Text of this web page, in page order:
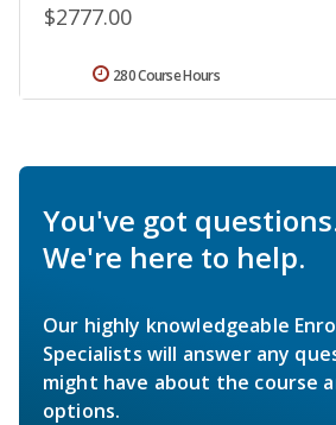
$2777.00
280 Course Hours
You've got
We're here to help.
Our highly knowledgeable
Specialists will answer any
might have about the course
options.